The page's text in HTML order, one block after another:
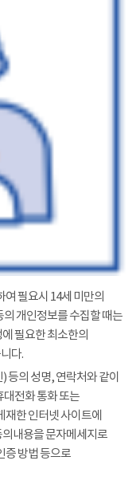
필요시 14세 미만의
개인정보를 수집할 때는
필요한 최소한의
다.
등의 성명, 연락처와 같이
전화 통화 또는
한 인터넷 사이트에
내용을 문자메세지로
증 방법 등으로